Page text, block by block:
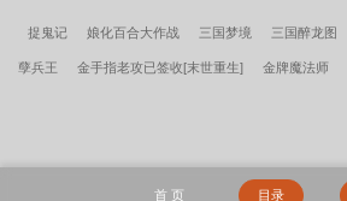
捉鬼记 娘化百合大作战 三国梦境 三国醉龙图
孽兵王 金手指老攻已签收[末世重生] 金牌魔法师
首 页 目录